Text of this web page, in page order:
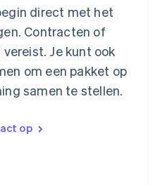
direct met het
Contracten of
Je kunt ook
om een pakket op
samen te stellen.
op